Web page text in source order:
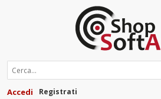
Registrati
Accedi